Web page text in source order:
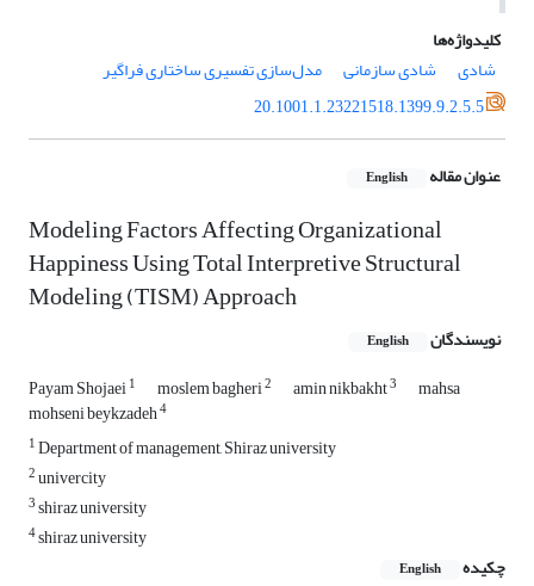
کلیدواژه‌ها
شادی
شادی سازمانی
مدل‌سازی تفسیری ساختاری فراگیر
20.1001.1.23221518.1399.9.2.5.5
عنوان مقاله English
Modeling Factors Affecting Organizational
Happiness Using Total Interpretive Structural
Modeling (TISM) Approach
نویسندگان English
Payam Shojaei1 moslem bagheri2 amin nikbakht3 mahsa
mohseni beykzadeh4
1Department of management, Shiraz university
2univercity
3shiraz university
4shiraz university
چکیده
English